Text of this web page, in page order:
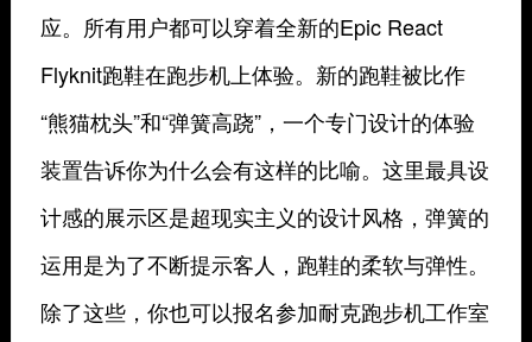
应。所有用户都可以穿着全新的Epic React
Flyknit跑鞋在跑步机上体验。新的跑鞋被比作
“熊猫枕头”和“弹簧高跷”，一个专门设计的体验
装置告诉你为什么会有这样的比喻。这里最具设
计感的展示区是超现实主义的设计风格，弹簧的
运用是为了不断提示客人，跑鞋的柔软与弹性。
除了这些，你也可以报名参加耐克跑步机工作室